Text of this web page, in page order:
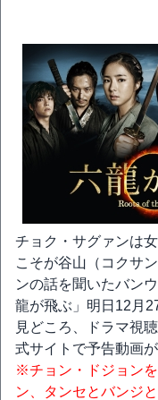
チョク・サグァンは
こそが谷山（コクサ
ンの話を聞いたバン
龍が飛ぶ」明日12月
見どころ、ドラマ視
式サイトで予告動画
※チョン・ドジョン
ン、タンセとバンジ